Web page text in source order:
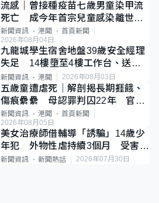
流感｜曾接種疫苗七歲男童染甲流
死亡 成今年首宗兒童感染離世個
案
新聞資訊 港聞
首頁新聞
2026年08月04日
九龍城學生宿舍地盤39歲安全經理
失足 14樓墮至4樓工作台、送院
不治
新聞資訊 港聞 2026年08月03日
五歲童遭虐死｜解剖揭長期捱餓、
傷痕纍纍 母認罪判囚22年 官斥
冷血：同類案最惡劣
新聞資訊 港聞
首頁新聞
2026年08月05日
美女治療師借輔導「誘騙」14歲少
年犯 外物性虐持續3個月 受害者
母：要保護其他人
新聞資訊 新聞熱話 2026年07月30日